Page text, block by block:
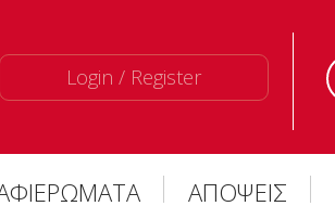
Login / Register
ΑΠΟΨΕΙΣ